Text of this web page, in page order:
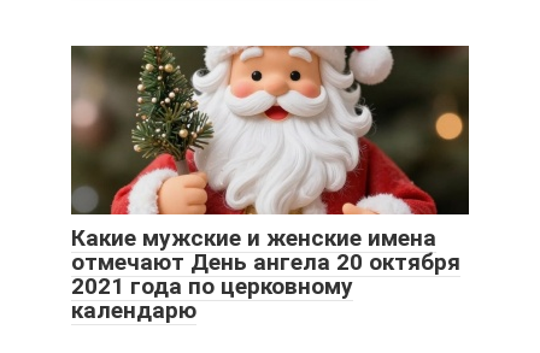
Какие мужские и женские имена
отмечают День ангела 20 октября
2021 года по церковному
календарю